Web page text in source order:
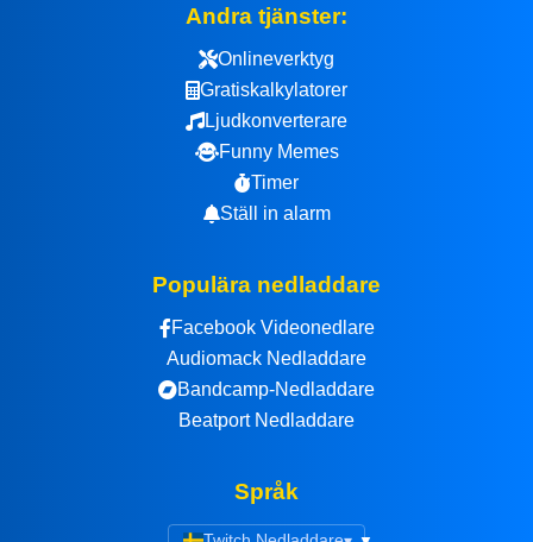
Andra tjänster:
Onlineverktyg
Gratiskalkylatorer
Ljudkonverterare
Funny Memes
Timer
Ställ in alarm
Populära nedladdare
Facebook Videonedlare
Audiomack Nedladdare
Bandcamp-Nedladdare
Beatport Nedladdare
Språk